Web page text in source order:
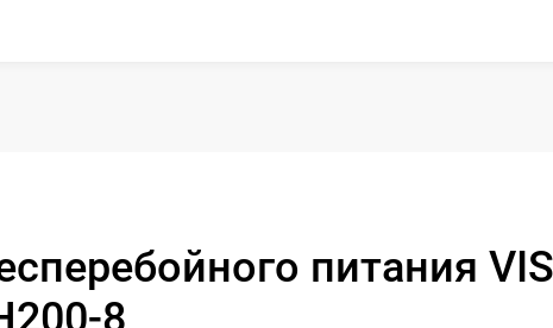
питания